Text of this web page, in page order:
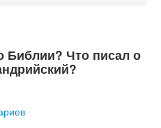
Библии? Что писал о